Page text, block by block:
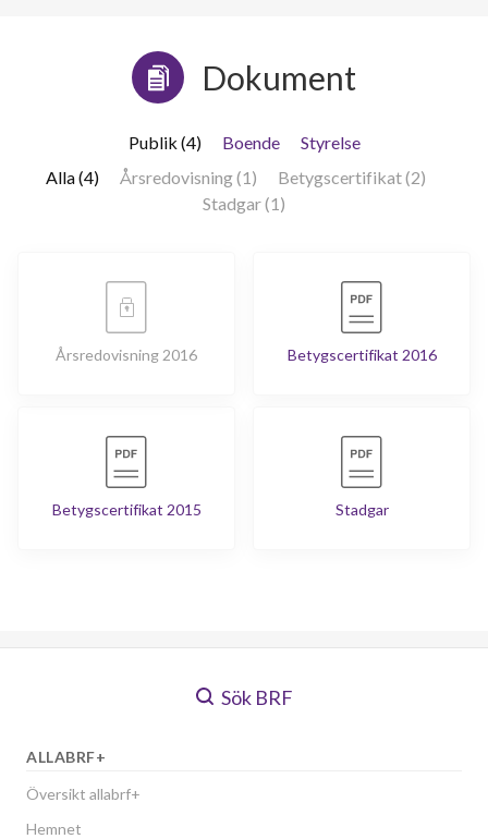
Dokument
Publik (4) Boende
Styrelse
Alla (4)
Årsredovisning (1)
Betygscertifikat (2)
Stadgar (1)
Årsredovisning 2016 Betygscertifikat 2016
Betygscertifikat 2015 Stadgar
Sök BRF
ALLABRF+
Översikt allabrf+
Hemnet